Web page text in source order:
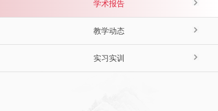
学术报告
教学动态
实习实训